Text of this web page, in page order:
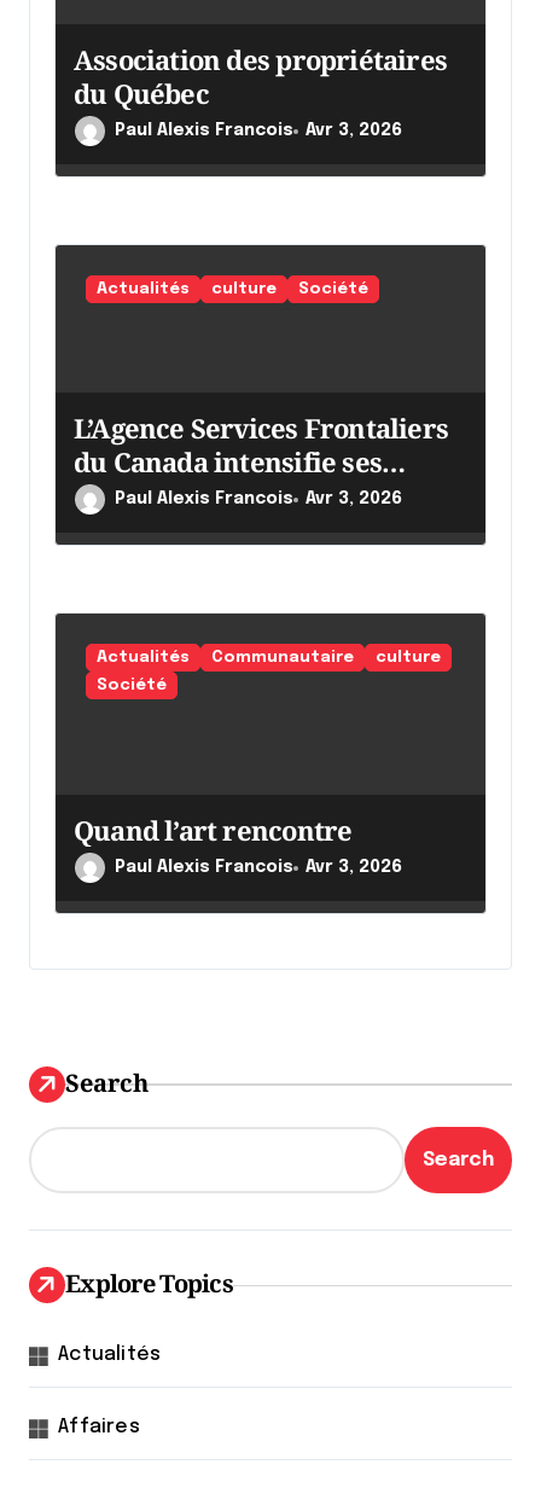
c
l
e
Association des propriétaires
du Québec
Paul Alexis Francois Avr 3, 2026
Actualités culture Société
L’Agence Services Frontaliers
du Canada intensifie ses
effortsPaul Alexis Francois Avr 3, 2026
Actualités Communautaire
culture
Société
Quand l’art rencontre
Paul Alexis Francois Avr 3, 2026
Search
Search
Explore Topics
Actualités
Affaires